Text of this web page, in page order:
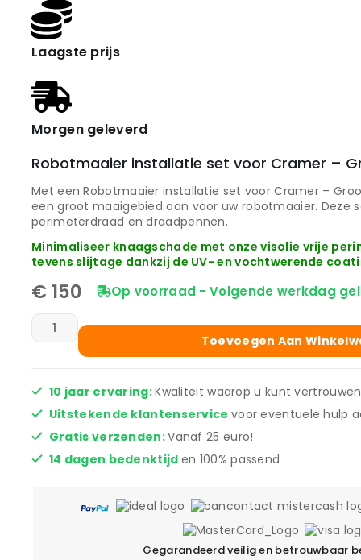
Laagste prijs
Morgen geleverd
Robotmaaier installatie set voor Cramer –
Met een Robotmaaier installatie set voor Cramer –
een groot maaigebied aan voor uw robotmaaier. Deze
perimeterdraad en draadpennen.
Minimaliseer knaagschade met onze visolie vrije
tevens slijtage dankzij de UV- en vochtwerende
€ 150 Op voorraad - Volgende werkdag
Toevoegen Aan
10 jaar ervaring:Kwaliteit waarop u kunt
Uitstekende klantenservice voor eventuele hulp
Gratis verzenden:Vanaf 25 euro!
14 dagen bedenktijd en 100% passend
Gegarandeerd veilig en betrouwbaar